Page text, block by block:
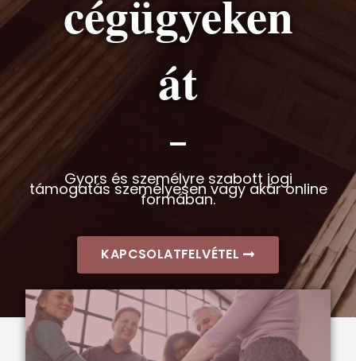
cégügyeken
át
Gyors és személyre szabott jogi
támogatás személyesen vagy akár online
formában.
KAPCSOLATFELVÉTEL